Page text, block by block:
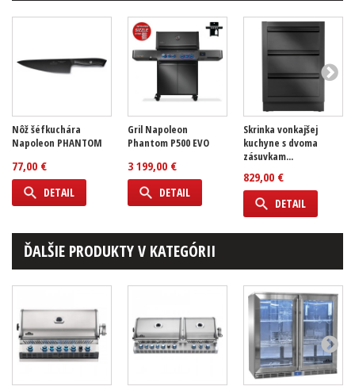
Nôž šéfkuchára
Napoleon PHANTOM
77,00 €
DETAIL
Gril Napoleon
Phantom P500 EVO
3 199,00 €
DETAIL
Skrinka vonkajšej
kuchyne s dvoma
zásuvkam...
829,00 €
DETAIL
ĎALŠIE PRODUKTY V KATEGÓRII